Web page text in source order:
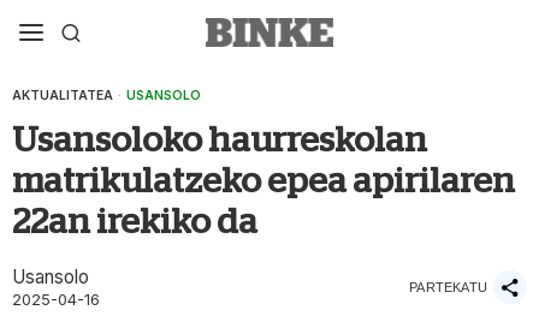
AKTUALITATEA · USANSOLO
Usansoloko haurreskolan
matrikulatzeko epea apirilaren
22an irekiko da
Usansolo
2025-04-16
PARTEKATU